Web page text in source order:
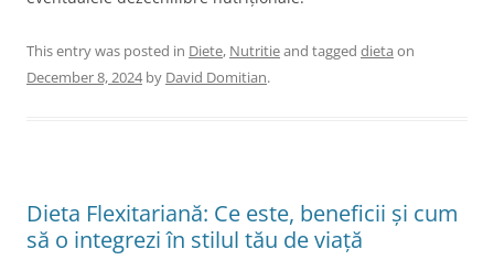
This entry was posted in Diete, Nutritieand tagged dieta on
December 8, 2024by David Domitian.
Dieta Flexitariană: Ce este, beneficii și cum
să o integrezi în stilul tău de viață